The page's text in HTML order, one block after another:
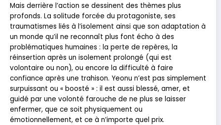
Mais derrière l’action se dessinent des thèmes plus
profonds. La solitude forcée du protagoniste, ses
traumatismes liés à l’isolement ainsi que son adaptation à
un monde qu’il ne reconnaît plus font écho à des
problématiques humaines : la perte de repères, la
réinsertion après un isolement prolongé (qui est
volontaire ou non), ou encore la difficulté à faire
confiance après une trahison. Yeonu n’est pas simplement
surpuissant ou « boosté » : il est aussi blessé, amer, et
guidé par une volonté farouche de ne plus se laisser
enfermer, que ce soit physiquement ou
émotionnellement, et ce à n’importe quel prix.